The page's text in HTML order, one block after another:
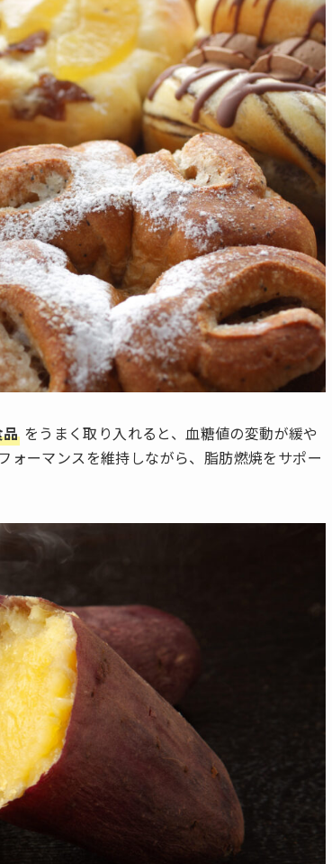
をうまく取り入れると、血糖値の変動が緩や
ォーマンスを維持しながら、脂肪燃焼をサポー